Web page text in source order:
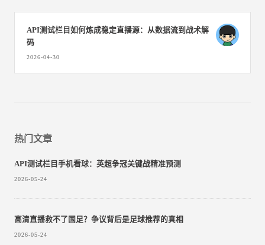
API测试栏目如何炼成稳定直播源：从数据流到战术解
码
2026-04-30
热门文章
API测试栏目手机看球：英超争冠关键战精准预测
2026-05-24
高清直播救不了国足？争议背后是足球推荐的真相
2026-05-24